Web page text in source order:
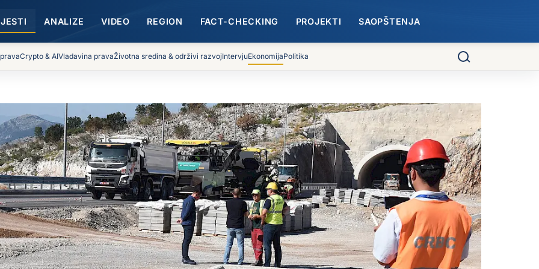
ANALIZE VIDEO REGION FACT-CHECKING PROJEKTI SAOPŠTENJA
Crypto & AIVladavina pravaŽivotna sredina & održivi razvojIntervjuEkonomijaPolitika
Pretraga